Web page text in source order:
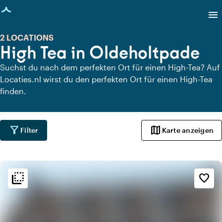
geladen
menu
High Tea in Oldeholtpade
2 LOCATIONS
Suchst du nach dem perfekten Ort für einen High-Tea? Auf
Locaties.nl wirst du den perfekten Ort für einen High-Tea
finden.
filter_alt Filter map Karte anzeigen
flip_to_back favorite_border
flip_to_back Ambiente und Ästhetik
palette
Bohemian / Ibiza